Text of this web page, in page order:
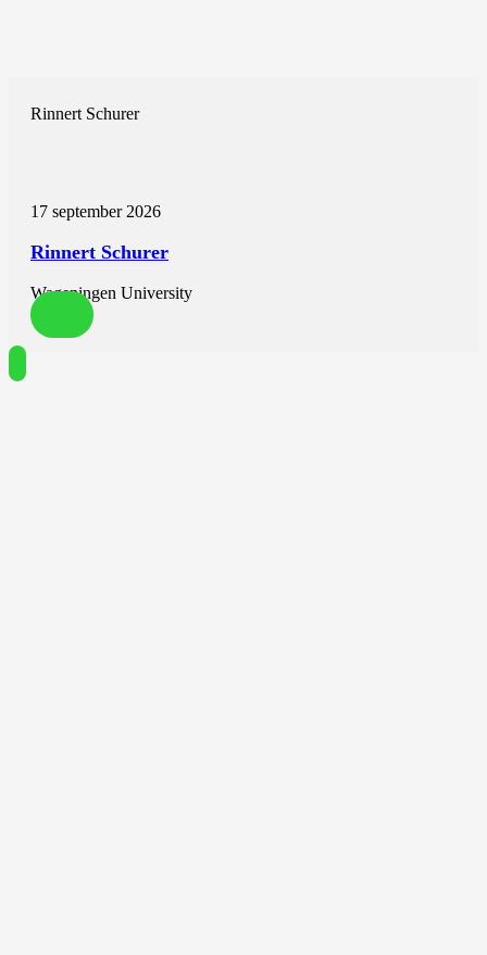
Rinnert Schurer
17 september 2026
Rinnert Schurer
Wageningen University